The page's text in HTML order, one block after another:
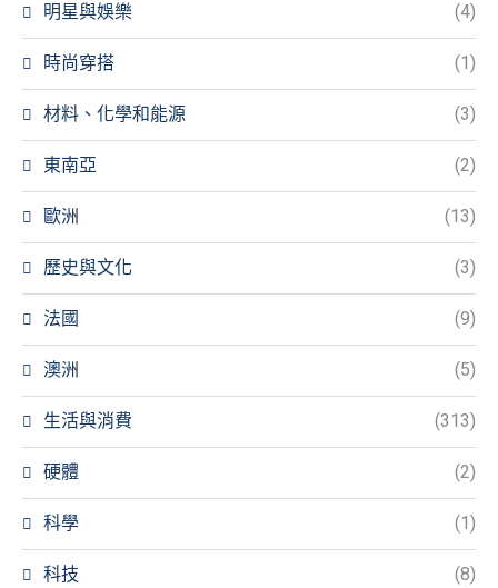
明星與娛樂 (4)
時尚穿搭 (1)
材料、化學和能源 (3)
東南亞 (2)
歐洲 (13)
歷史與文化 (3)
法國 (9)
澳洲 (5)
生活與消費 (313)
硬體 (2)
科學 (1)
科技 (8)